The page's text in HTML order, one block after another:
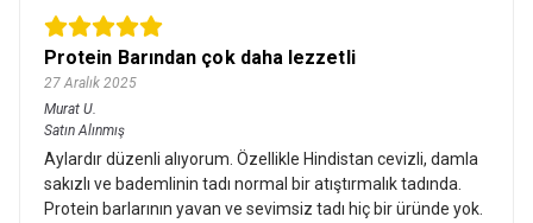
Protein Barından çok daha lezzetli
27 Aralık 2025
Murat U.
Satın Alınmış
Aylardır düzenli alıyorum. Özellikle Hindistan cevizli, damla
sakızlı ve bademlinin tadı normal bir atıştırmalık tadında.
Protein barlarının yavan ve sevimsiz tadı hiç bir üründe yok.